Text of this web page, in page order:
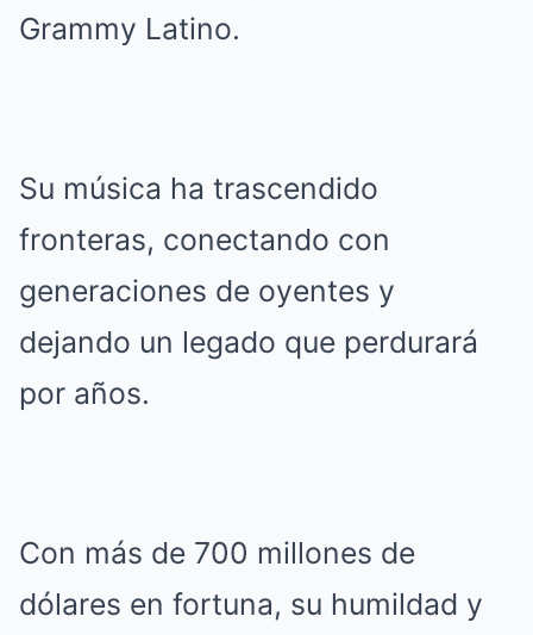
Grammy Latino.
Su música ha trascendido
fronteras, conectando con
generaciones de oyentes y
dejando un legado que perdurará
por años.
Con más de 700 millones de
dólares en fortuna, su humildad y